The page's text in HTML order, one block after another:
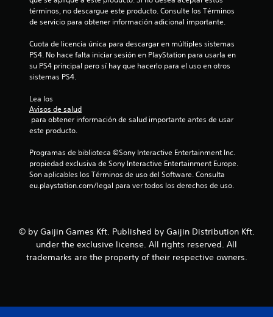
i
o
n
términos, no descargue este producto. Consulte los Términos
de servicio para obtener información adicional importante.
Cuota de licencia única para descargar en múltiples sistemas
PS4. No hace falta iniciar sesión en PlayStation para usarla en
su PS4 principal pero sí hay que hacerlo para el uso en otros
sistemas PS4.
Lea los
Avisos de salud
este producto.
Programas de biblioteca ©Sony Interactive Entertainment Inc.
propiedad exclusiva de Sony Interactive Entertainment Europe.
Son aplicables los Términos de uso del Software. Consulta
eu.playstation.com/legal para ver todos los derechos de uso.
© by Gaijin Games Kft. Published by Gaijin Distribution Kft.
under the exclusive license. All rights reserved. All
trademarks are the property of their respective owners.